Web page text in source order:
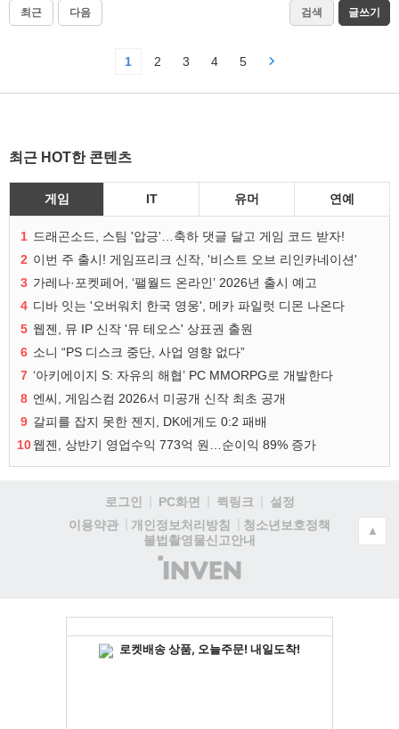
최근 다음 검색 글쓰기
1 2 3 4 5
최근 HOT한 콘텐츠
게임 IT 유머 연예
1 드래곤소드, 스팀 '압긍'…축하 댓글 달고 게임 코드 받자!
2 이번 주 출시! 게임프리크 신작, '비스트 오브 리인카네이션'
3 가레나·포켓페어, ‘팰월드 온라인’ 2026년 출시 예고
4 디바 잇는 '오버워치 한국 영웅', 메카 파일럿 디몬 나온다
5 웹젠, 뮤 IP 신작 '뮤 테오스' 상표권 출원
6 소니 “PS 디스크 중단, 사업 영향 없다”
7 ‘아키에이지 S: 자유의 해협’ PC MMORPG로 개발한다
8 엔씨, 게임스컴 2026서 미공개 신작 최초 공개
9 갈피를 잡지 못한 젠지, DK에게도 0:2 패배
10웹젠, 상반기 영업수익 773억 원…순이익 89% 증가
로그인 PC화면 퀵링크
설정
이용약관
개인정보처리방침
청소년보호정책
불법촬영물신고안내
(주)
인
▲